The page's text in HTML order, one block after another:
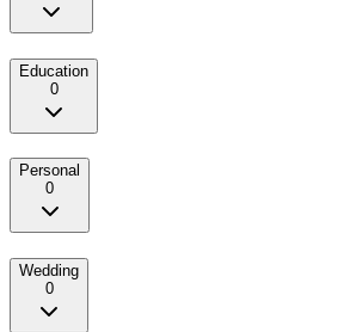
Education
0
Personal
0
Wedding
0